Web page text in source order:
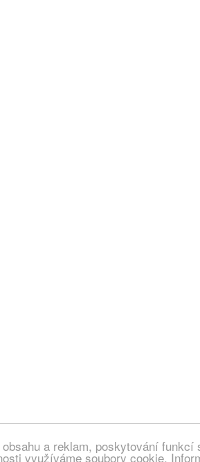
a reklam, poskytování
využíváme soubory cookie.